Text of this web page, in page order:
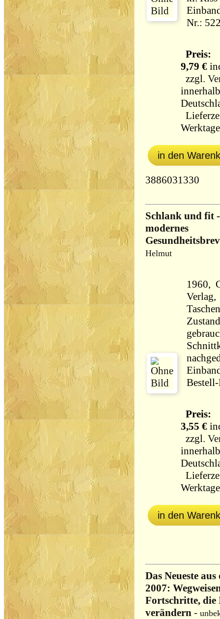
Nr.:
Preis:
9,79 €
zzgl.
innerhalb
in den
3886031330
Schlank und fit
modernes
Helmut
1960,
Verlag,
Preis:
3,55 €
zzgl.
innerhalb
in den
Das Neueste
2007:
Fortschritte, die
verändern -